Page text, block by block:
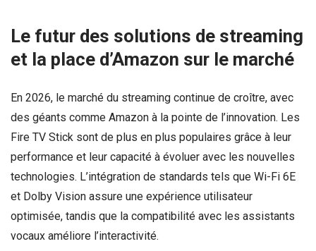
Le futur des solutions de streaming
et la place d’Amazon sur le marché
En 2026, le marché du streaming continue de croître, avec
des géants comme Amazon à la pointe de l’innovation. Les
Fire TV Stick sont de plus en plus populaires grâce à leur
performance et leur capacité à évoluer avec les nouvelles
technologies. L’intégration de standards tels que Wi-Fi 6E
et Dolby Vision assure une expérience utilisateur
optimisée, tandis que la compatibilité avec les assistants
vocaux améliore l’interactivité.